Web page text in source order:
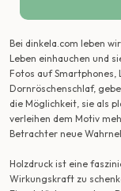
Bei dinkela.com leben
Leben einhauchen und
Fotos auf Smartphones,
Dornröschenschlaf,
die Möglichkeit, sie als
verleihen dem Motiv
Betrachter neue
Holzdruck ist eine
Wirkungskraft zu